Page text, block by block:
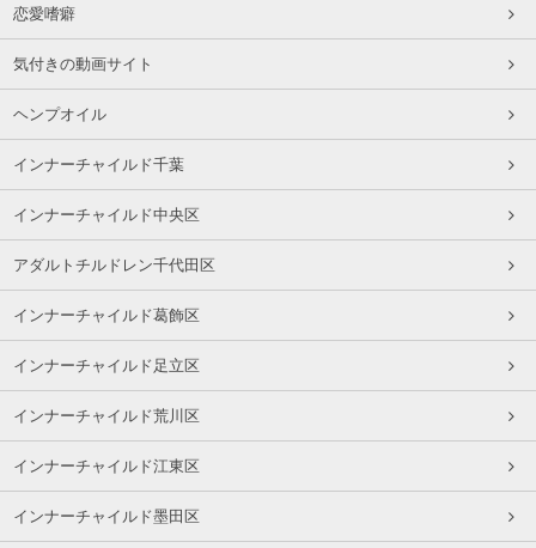
恋愛嗜癖
気付きの動画サイト
ヘンプオイル
インナーチャイルド千葉
インナーチャイルド中央区
アダルトチルドレン千代田区
インナーチャイルド葛飾区
インナーチャイルド足立区
インナーチャイルド荒川区
インナーチャイルド江東区
インナーチャイルド墨田区